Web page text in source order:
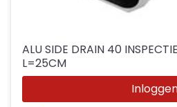
ALU SIDE DRAIN 40
L=25CM